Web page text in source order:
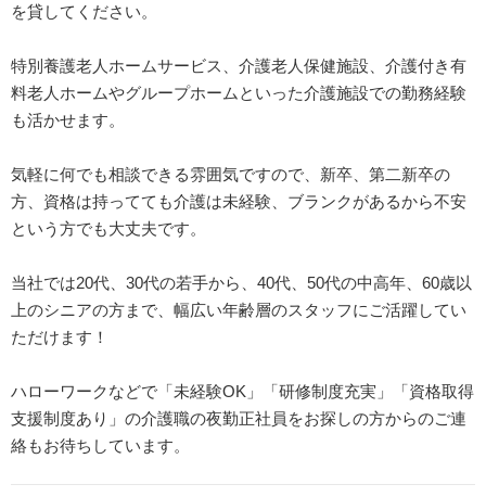
を貸してください。
特別養護老人ホームサービス、介護老人保健施設、介護付き有
料老人ホームやグループホームといった介護施設での勤務経験
も活かせます。
気軽に何でも相談できる雰囲気ですので、新卒、第二新卒の
方、資格は持ってても介護は未経験、ブランクがあるから不安
という方でも大丈夫です。
当社では20代、30代の若手から、40代、50代の中高年、60歳以
上のシニアの方まで、幅広い年齢層のスタッフにご活躍してい
ただけます！
ハローワークなどで「未経験OK」「研修制度充実」「資格取得
支援制度あり」の介護職の夜勤正社員をお探しの方からのご連
絡もお待ちしています。